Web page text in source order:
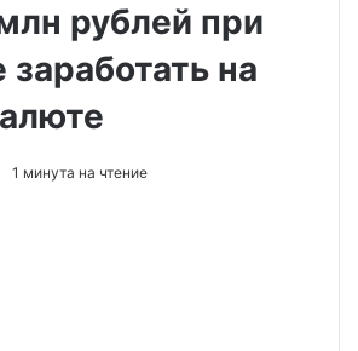
рублей при
на
1 минута на чтение